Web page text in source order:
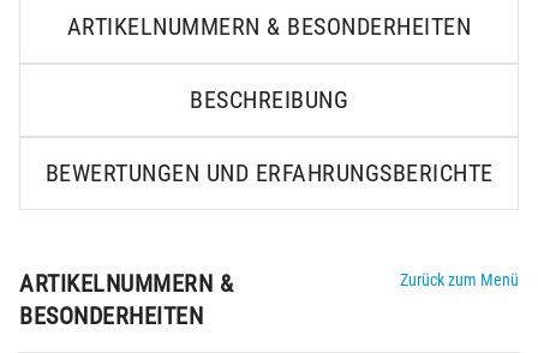
ARTIKELNUMMERN & BESONDERHEITEN
BESCHREIBUNG
BEWERTUNGEN UND ERFAHRUNGSBERICHTE
ARTIKELNUMMERN &
BESONDERHEITEN
Zurück zum Menü